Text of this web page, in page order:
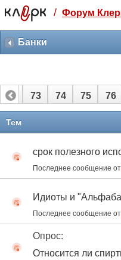
Святые
прекрасен:)
3 месяца
259
-10%
полгода
499 ₽
Отмена Оплатить
/ Форум
Банки
72 73 74 75 76
Тем
срок полезного
Последнее сообщение от
Идиоты и
Последнее сообщение от
Опрос:
Относится ли